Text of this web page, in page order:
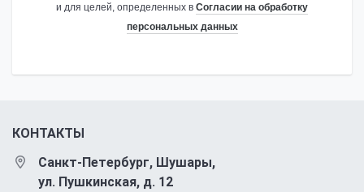
и для целей, определенных в Согласии на обработку
персональных данных
КОНТАКТЫ
Санкт-Петербург, Шушары,
ул. Пушкинская, д. 12